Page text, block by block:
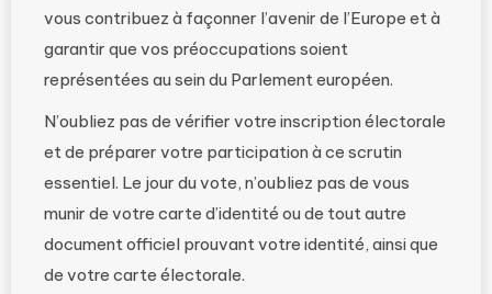
vous contribuez à façonner l’avenir de l’Europe et à
garantir que vos préoccupations soient
représentées au sein du Parlement européen.
N’oubliez pas de vérifier votre inscription électorale
et de préparer votre participation à ce scrutin
essentiel. Le jour du vote, n’oubliez pas de vous
munir de votre carte d’identité ou de tout autre
document officiel prouvant votre identité, ainsi que
de votre carte électorale.